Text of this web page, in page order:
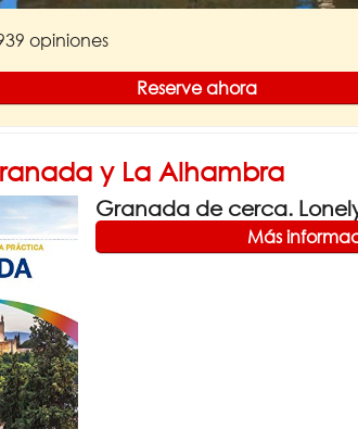
opiniones
Reserve ahora
y La Alhambra
Granada de cerca.
Más